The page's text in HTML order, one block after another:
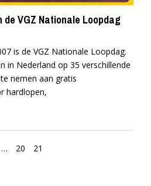
de VGZ Nationale Loopdag
is de VGZ Nationale Loopdag.
in Nederland op 35 verschillende
nemen aan gratis
hardlopen,
… 20 21